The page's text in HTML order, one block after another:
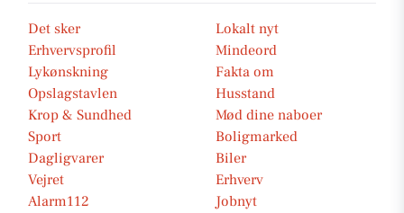
Det sker
Lokalt nyt
Erhvervsprofil
Mindeord
Lykønskning
Fakta om
Opslagstavlen
Husstand
Krop & Sundhed
Mød dine naboer
Sport
Boligmarked
Dagligvarer
Biler
Vejret
Erhverv
Alarm112
Jobnyt